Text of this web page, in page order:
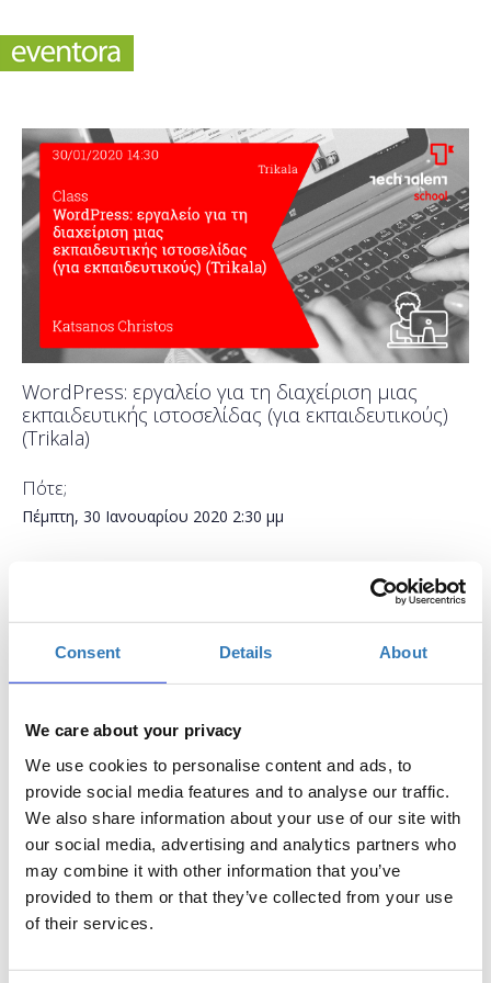
Consent Details About
We care about your privacy
We use cookies to personalise content and ads, to
provide social media features and to analyse our traffic.
We also share information about your use of our site with
our social media, advertising and analytics partners who
may combine it with other information that you’ve
provided to them or that they’ve collected from your use
of their services.
WordPress: εργαλείο για τη διαχείριση μιας
εκπαιδευτικής ιστοσελίδας (για εκπαιδευτικούς)
(Trikala)
Πότε;
Πέμπτη, 30 Ιανουαρίου 2020 2:30 μμ
Συμμετοχή Η περίοδος εγγραφών έχει λήξει.
Το σεμινάριο απευθύνεται σε εκπαιδευτικούς Α/θμιας και
Β/θμιας Εκπαίδευσης (Δημόσιας και Ιδιωτικής) οι οποίοι
επιθυμούν να εξοικειωθούν με ψηφιακά εργαλεία τα οποία